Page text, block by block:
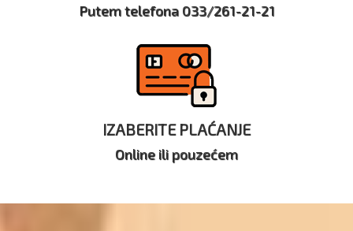
Putem telefona 033/261-21-21
IZABERITE PLAĆANJE
Online ili pouzećem